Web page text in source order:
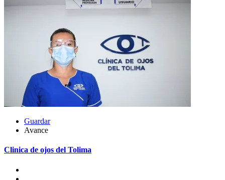
Guardar
Avance
Clinica de ojos del Tolima